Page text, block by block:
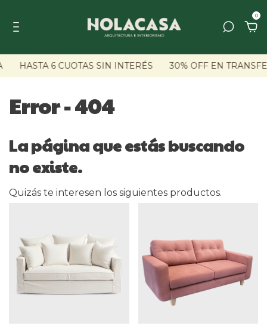
0
HASTA 6 CUOTAS SIN INTERÉS 30% OFF EN
Error - 404
La página que estás buscando
no existe.
Quizás te interesen los siguientes productos.